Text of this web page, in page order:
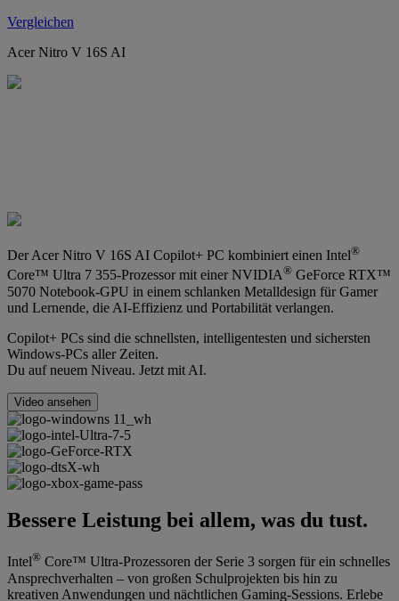
Vergleichen
Acer Nitro V 16S AI
Der Acer Nitro V 16S AI Copilot+ PC kombiniert einen Intel®
Core™ Ultra 7 355-Prozessor mit einer NVIDIA® GeForce RTX™
5070 Notebook-GPU in einem schlanken Metalldesign für Gamer
und Lernende, die AI-Effizienz und Portabilität verlangen.
Copilot+ PCs sind die schnellsten, intelligentesten und sichersten
Windows-PCs aller Zeiten.
Du auf neuem Niveau. Jetzt mit AI.
Video ansehen
Bessere Leistung bei allem, was du tust.
Intel® Core™ Ultra-Prozessoren der Serie 3 sorgen für ein schnelles
Ansprechverhalten – von großen Schulprojekten bis hin zu
kreativen Anwendungen und nächtlichen Gaming-Sessions. Erlebe